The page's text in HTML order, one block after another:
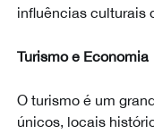
influências culturais
Turismo e Economia
O turismo é um
únicos, locais